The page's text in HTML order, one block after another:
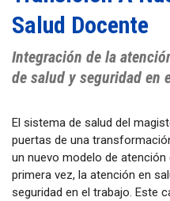
Salud Docente
Integración de la
de salud y seguridad en
El sistema de salud del
puertas de una
un nuevo modelo de
primera vez, la atención en
seguridad en el trabajo. Este